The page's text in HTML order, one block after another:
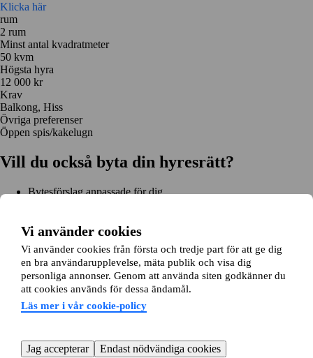
Vi använder cookies
Vi använder cookies från första och tredje part för att ge dig
en bra användarupplevelse, mäta publik och visa dig
personliga annonser. Genom att använda siten godkänner du
att cookies används för dessa ändamål.
Läs mer i vår cookie-policy
Jag accepterar Endast nödvändiga cookies
Klicka här
rum
2 rum
Minst antal kvadratmeter
50 kvm
Högsta hyra
12 000 kr
Krav
Balkong, Hiss
Övriga preferenser
Öppen spis/kakelugn
Vill du också byta din hyresrätt?
Bytesförslag anpassade för dig
Kom igång
Kom igång gratisSök annonser Logga in
Läs mer
Nyheter och tipsBytesansökan
Om lägenhetsbyte.se
Kundtjänst
Hjälp